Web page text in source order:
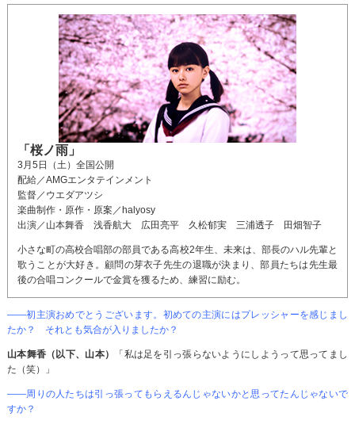
「桜ノ雨」
3月5日（土）全国公開
配給／AMGエンタテインメント
監督／ウエダアツシ
楽曲制作・原作・原案／halyosy
出演／山本舞香 浅香航大 広田亮平 久松郁実 三浦透子 田畑智子
小さな町の高校合唱部の部員である高校2年生、未来は、部長のハル先輩と
歌うことが大好き。顧問の芽衣子先生の退職が決まり、部員たちは先生最
後の合唱コンクールで金賞を獲るため、練習に励む。
――初主演おめでとうございます。初めての主演にはプレッシャーを感じまし
たか？ それとも気合が入りましたか？
山本舞香（以下、山本）
「私は足を引っ張らないようにしようって思ってまし
た（笑）」
――周りの人たちは引っ張ってもらえるんじゃないかと思ってたんじゃないで
すか？